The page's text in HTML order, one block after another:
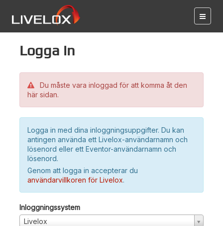
Logga in
Du måste vara inloggad för att komma åt den
här sidan.
Logga in med dina inloggningsuppgifter. Du kan
antingen använda ett Livelox-användarnamn och
lösenord eller ett Eventor-användarnamn och
lösenord.
Genom att logga in accepterar du
användarvillkoren för Livelox.
Inloggningssystem
Livelox